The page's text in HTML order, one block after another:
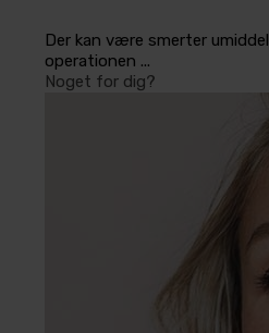
Der kan være smerter
operationen ...
Noget for dig?